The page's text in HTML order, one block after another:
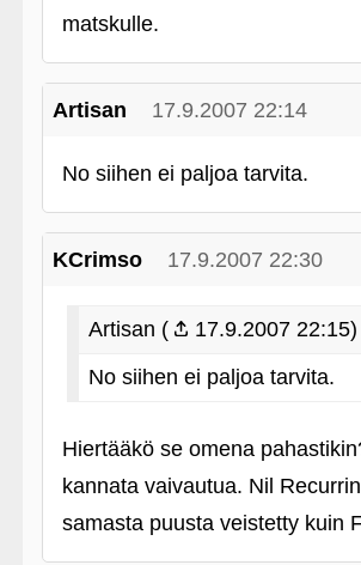
matskulle.
Artisan 17.9.2007 22:14
No siihen ei paljoa tarvita.
KCrimso 17.9.2007 22:30
Artisan (
17.9.2007 22:15)
No siihen ei paljoa tarvita.
Hiertääkö se omena
kannata vaivautua. Nil
samasta puusta veistetty kuin